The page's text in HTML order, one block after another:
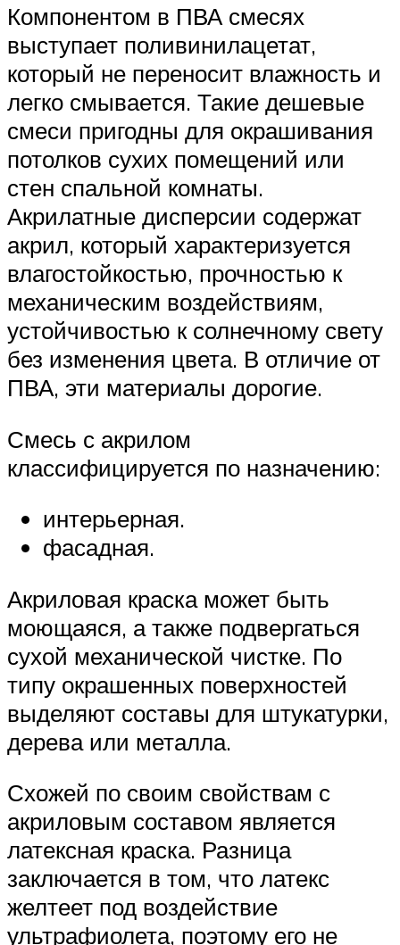
Компонентом в ПВА смесях
выступает поливинилацетат,
который не переносит влажность и
легко смывается. Такие дешевые
смеси пригодны для окрашивания
потолков сухих помещений или
стен спальной комнаты.
Акрилатные дисперсии содержат
акрил, который характеризуется
влагостойкостью, прочностью к
механическим воздействиям,
устойчивостью к солнечному свету
без изменения цвета. В отличие от
ПВА, эти материалы дорогие.
Смесь с акрилом
классифицируется по назначению:
интерьерная.
фасадная.
Акриловая краска может быть
моющаяся, а также подвергаться
сухой механической чистке. По
типу окрашенных поверхностей
выделяют составы для штукатурки,
дерева или металла.
Схожей по своим свойствам с
акриловым составом является
латексная краска. Разница
заключается в том, что латекс
желтеет под воздействие
ультрафиолета, поэтому его не